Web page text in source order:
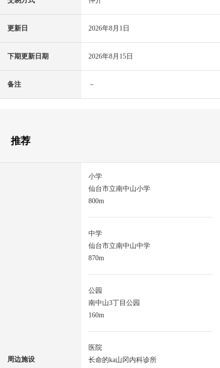
更新日 2026年8月1日
下期更新日期 2026年8月15日
备注 －
推荐
周边施设
小学
仙台市立南中山小学
800m
中学
仙台市立南中山中学
870m
公园
南中山3丁目公园
160m
医院
长命的ka山冈内科诊所